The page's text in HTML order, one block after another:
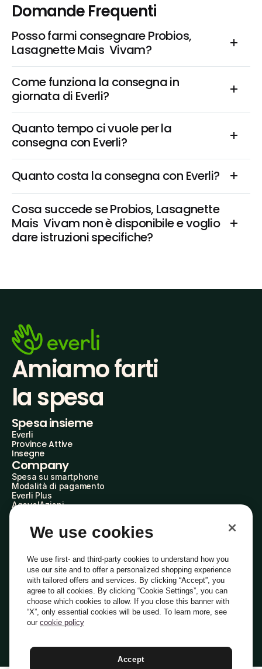
Domande Frequenti
Posso farmi consegnare Probios,
Lasagnette Mais  Vivam?
Come funziona la consegna in
giornata di Everli?
Quanto tempo ci vuole per la
consegna con Everli?
Quanto costa la consegna con Everli?
Cosa succede se Probios, Lasagnette
Mais  Vivam non è disponibile e voglio
dare istruzioni specifiche?
Amiamo farti
la spesa
Spesa insieme
Everli
Province Attive
Insegne
Company
Spesa su smartphone
Modalità di pagamento
Everli Plus
AgevolAzioni
Everli Shoppers
Scopri chi siamo
Domande frequenti
Lavora con noi
Diventa Shopper
Investitori
PrivacyCookiePreferenze Cookie
Termini e Condizioni
Italiano
We use cookies
We use first- and third-party cookies to understand how you
use our site and to offer a personalized shopping experience
with tailored offers and services. By clicking “Accept”, you
agree to all cookies. By clicking “Cookie Settings”, you can
choose which cookies to allow. If you close this banner with
“X”, only essential cookies will be used. To learn more, see
our cookie policy
Accept